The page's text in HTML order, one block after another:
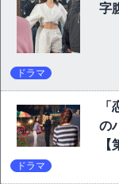
字
ドラマ
の
【
ドラマ